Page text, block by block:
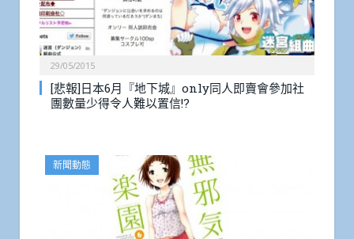
29/05/2015
[悲報]日本6月『地下城』only同人即賣會參加社
團數量少得令人難以置信!?
新聞動態